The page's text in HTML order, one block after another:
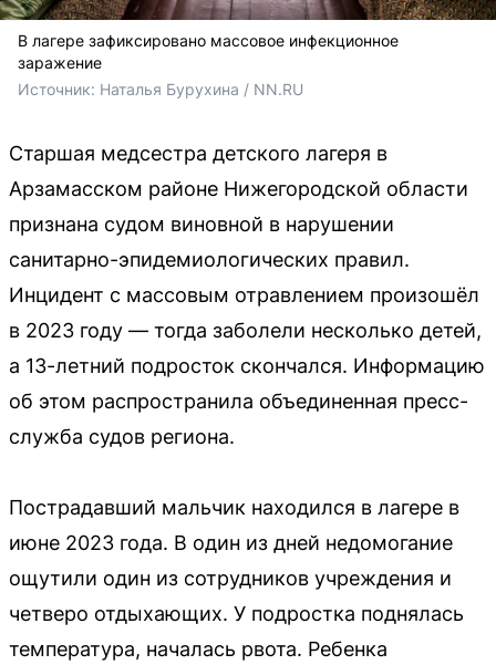
В лагере зафиксировано массовое инфекционное
заражение
Источник: Наталья Бурухина / NN.RU
Старшая медсестра детского лагеря в
Арзамасском районе Нижегородской области
признана судом виновной в нарушении
санитарно-эпидемиологических правил.
Инцидент с массовым отравлением произошёл
в 2023 году — тогда заболели несколько детей,
а 13-летний подросток скончался. Информацию
об этом распространила объединенная пресс-
служба судов региона.
Пострадавший мальчик находился в лагере в
июне 2023 года. В один из дней недомогание
ощутили один из сотрудников учреждения и
четверо отдыхающих. У подростка поднялась
температура, началась рвота. Ребенка